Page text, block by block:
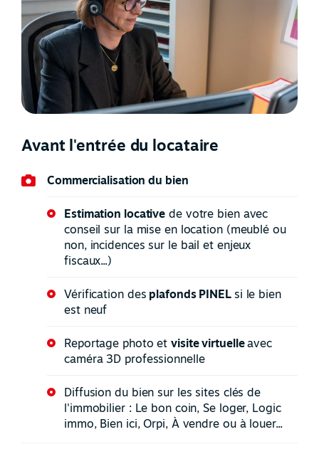
Avant l'entrée du locataire
Commercialisation du bien
Estimation locative de votre bien avec
conseil sur la mise en location (meublé ou
non, incidences sur le bail et enjeux
fiscaux...)
Vérification des plafonds PINEL si le bien
est neuf
Reportage photo etvisite virtuelleavec
caméra 3D professionnelle
Diffusion du bien sur les sites clés de
l'immobilier : Le bon coin, Se loger, Logic
immo, Bien ici, Orpi, À vendre ou à louer...